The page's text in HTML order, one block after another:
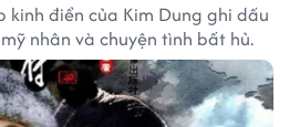
kinh điển của Kim Dung ghi dấu
nhân và chuyện tình bất hủ.